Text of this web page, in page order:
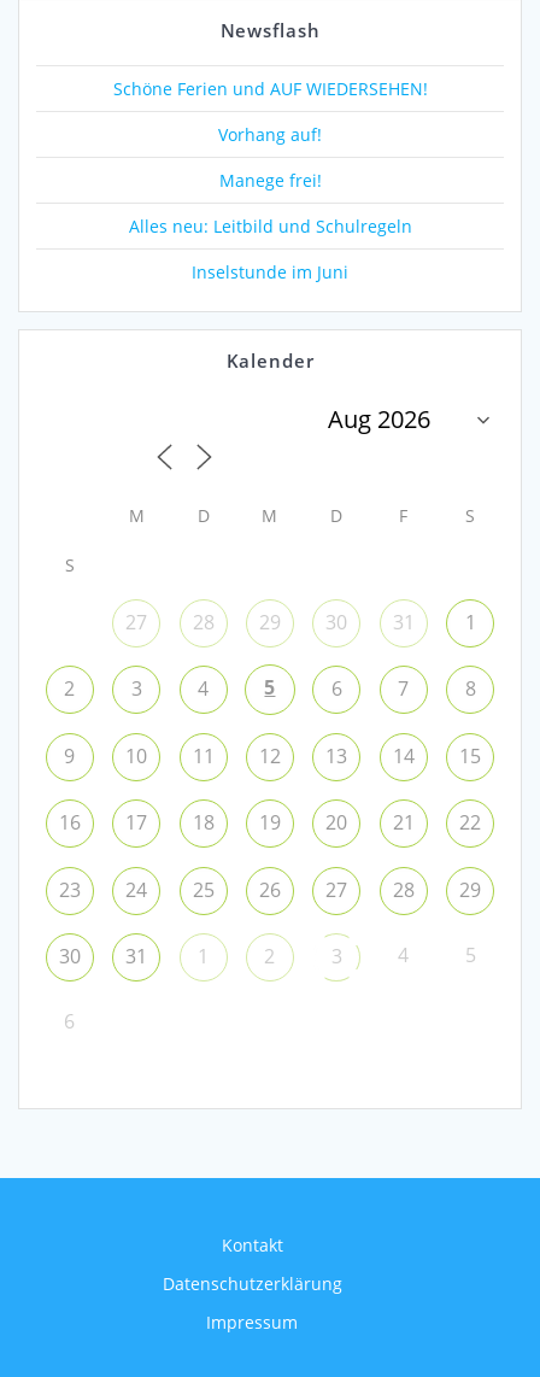
Newsflash
Schöne Ferien und AUF WIEDERSEHEN!
Vorhang auf!
Manege frei!
Alles neu: Leitbild und Schulregeln
Inselstunde im Juni
Kalender
M D M D F S
S
27 28 29 30 31 1
2 3 4 5 6 7 8
9 10 11 12 13 14 15
16 17 18 19 20 21 22
23 24 25 26 27 28 29
30 31 1 2 3 4 5
6
Kontakt
Datenschutzerklärung
Impressum